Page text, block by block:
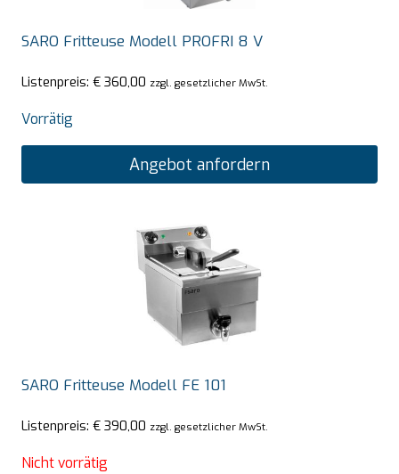
SARO Fritteuse Modell PROFRI 8 V
Listenpreis: € 360,00 zzgl. gesetzlicher MwSt.
Vorrätig
Angebot anfordern
SARO Fritteuse Modell FE 101
Listenpreis: € 390,00 zzgl. gesetzlicher MwSt.
Nicht vorrätig